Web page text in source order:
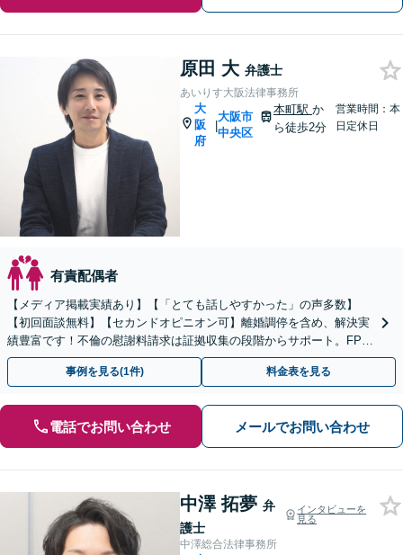
原田 大 弁護士
あいりす大阪法律事務所
大
阪
府
|
大阪市
中央区
本町駅 か
ら徒歩2分
営業時間：本
日定休日
有責配偶者
【メディア掲載実績あり】【「とても話しやすかった」の声多数】
【初回面談無料】【セカンドオピニオン可】離婚調停を含め、解決実
績豊富です！不倫の慰謝料請求は証拠収集の段階からサポート。FP資
格を活かし離婚後の生活設計までサポート
事例を見る(1件) 料金表を見る
電話でお問い合わせ メールでお問い合わせ
中澤 拓夢 弁
護士
インタビューを
見る
中澤総合法律事務所